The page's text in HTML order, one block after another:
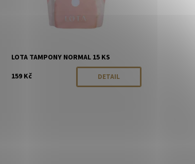
LOTA TAMPONY NORMAL 15 KS
159 Kč
DETAIL